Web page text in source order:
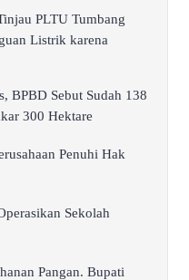
PLTU Tumbang
Listrik karena
BPBD Sebut Sudah 138
300 Hektare
Penuhi Hak
Sekolah
Pangan. Bupati